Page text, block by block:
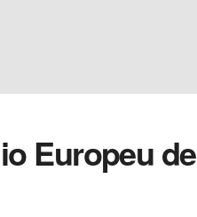
Europeu de